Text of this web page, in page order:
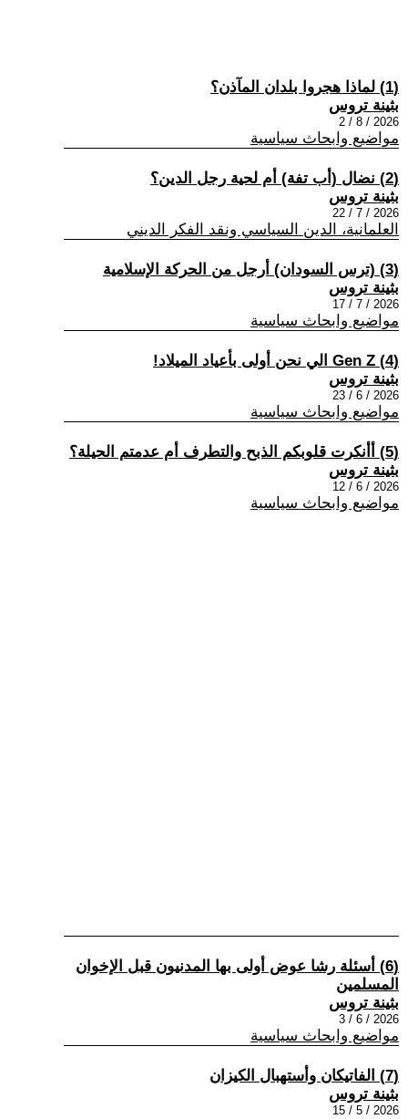
(1) لماذا هجروا بلدان المآذن؟
بثينة تروس
2026 / 8 / 2
مواضيع وابحاث سياسية
(2) نضال (أب تفة) أم لحية رجل الدين؟
بثينة تروس
2026 / 7 / 22
العلمانية، الدين السياسي ونقد الفكر الديني
(3) (ترس السودان) أرجل من الحركة الإسلامية
بثينة تروس
2026 / 7 / 17
مواضيع وابحاث سياسية
(4) Gen Z الي نحن أولى بأعياد الميلاد!
بثينة تروس
2026 / 6 / 23
مواضيع وابحاث سياسية
(5) أأنكرت قلوبكم الذبح والتطرف أم عدمتم الحيلة؟
بثينة تروس
2026 / 6 / 12
مواضيع وابحاث سياسية
(6) أسئلة رشا عوض أولى بها المدنيون قبل الإخوان
المسلمين
بثينة تروس
2026 / 6 / 3
مواضيع وابحاث سياسية
(7) الفاتيكان وأستهبال الكيزان
بثينة تروس
2026 / 5 / 15